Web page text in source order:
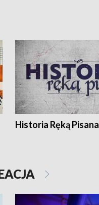
Historia Ręką Pisana